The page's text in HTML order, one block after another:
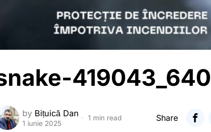
419043_640
by Bițuică Dan
1 iunie 2025
1 min read Share